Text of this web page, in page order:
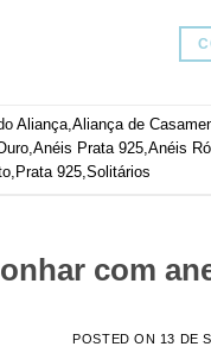
Aliança,Aliança de
,Anéis Prata 925,Anéis
, Prata 925,Solitários
com
POSTED ON 13 DE